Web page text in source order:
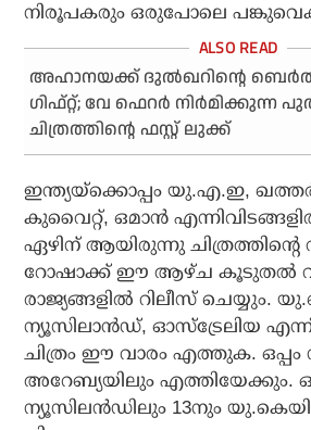
നിരൂപകരും ഒരുപോലെ
അഹാനയക്ക് ദുല്‍ഖറിന്റെ
ഗിഫ്റ്റ്; വേ ഫെറര്‍ നിര്‍മിക്കുന്ന
ചിത്രത്തിന്റെ ഫസ്റ്റ് ലുക്ക്
ഇന്ത്യയ്ക്കൊപ്പം യു.എ.ഇ,
കുവൈറ്റ്, ഒമാന്‍
ഏഴിന് ആയിരുന്നു ചിത്രത്തിന്റെ
റോഷാക്ക് ഈ ആഴ്ച കൂടുതല്‍
രാജ്യങ്ങളില്‍ റിലീസ് ചെയ്യും.
ന്യൂസിലാന്‍ഡ്, ഓസ്‌ട്രേലിയ
ചിത്രം ഈ വാരം എത്തുക. ഒപ്പം
അറേബ്യയിലും എത്തിയേക്കും.
ന്യൂസിലന്‍ഡിലും 13നും